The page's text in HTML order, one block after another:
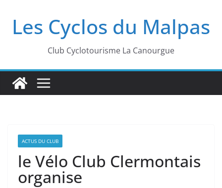
contenu
Les Cyclos du Malpas
Club Cyclotourisme La Canourgue
ACTUS DU CLUB
le Vélo Club Clermontais
organise